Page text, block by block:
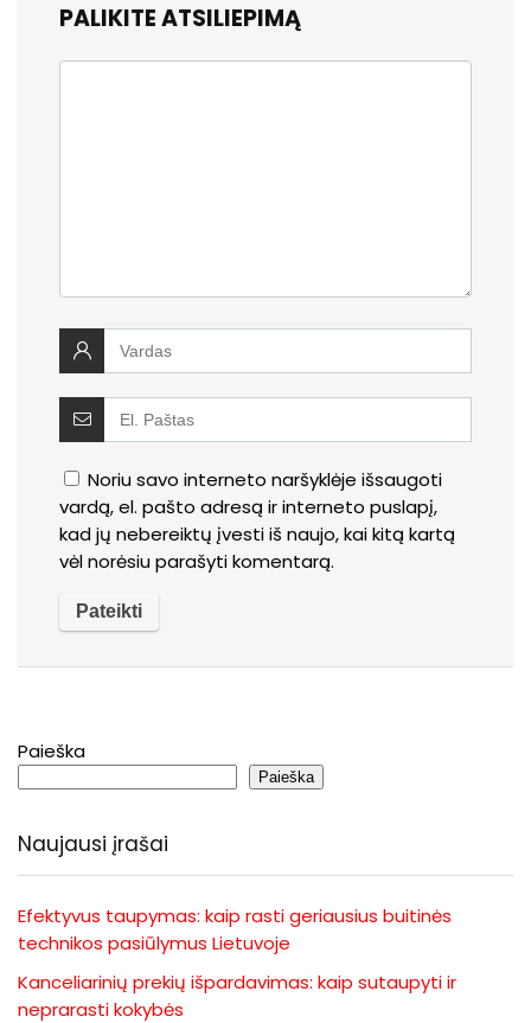
PALIKITE ATSILIEPIMĄ
Noriu savo interneto naršyklėje išsaugoti
vardą, el. pašto adresą ir interneto puslapį,
kad jų nebereiktų įvesti iš naujo, kai kitą kartą
vėl norėsiu parašyti komentarą.
Paieška
Paieška
Naujausi įrašai
Efektyvus taupymas: kaip rasti geriausius buitinės
technikos pasiūlymus Lietuvoje
Kanceliarinių prekių išpardavimas: kaip sutaupyti ir
neprarasti kokybės